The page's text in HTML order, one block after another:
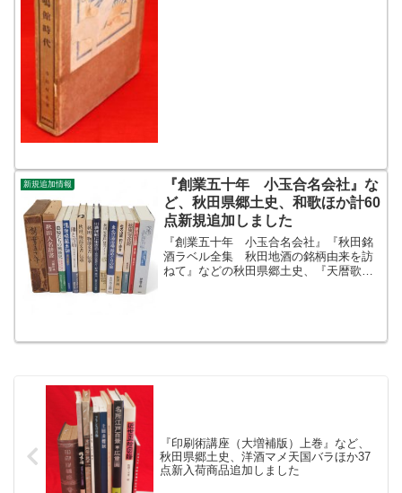
新規追加情報
『創業五十年 小玉合名会社』な
ど、秋田県郷土史、和歌ほか計60
点新規追加しました
『創業五十年 小玉合名会社』『秋田銘
酒ラベル全集 秋田地酒の銘柄由来を訪
ねて』などの秋田県郷土史、『天暦歌人
『印刷術講座（大増補版）上巻』など、
秋田県郷土史、洋酒マメ天国バラほか37
点新入荷商品追加しました